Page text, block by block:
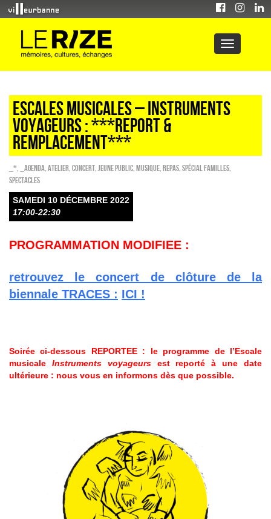
Escales musicales – instruments
voyageurs : ***REPORT &
remplacement***
_* _Agenda Atelier Concert Jeune public Musique REPAS Spécial familles
SPECTACLES
SAMEDI 10 DÉCEMBRE 2022
17:00-22:30
PROGRAMMATION MODIFIEE :
retrouvez le concert de clôture de la
biennale TRACES : ICI !
Soirée ci-dessous REPORTEE : le programme de l’Escale
musicale Instruments voyageursest reporté à une date
ultérieure : nous vous en informons dès que possible.